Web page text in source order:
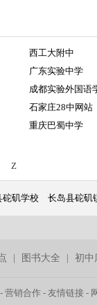
西工大附中
广东实验中学
成都实验外国语
石家庄28中网站
重庆巴蜀中学
Z
砣矶学校 长岛县砣矶
图书大全 |初中
-营销合作 -友情链接 -